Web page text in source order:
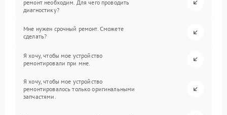
ремонт необходим. Для чего проводить
диагностику?
Мне нужен срочный ремонт. Сможете
сделать?
Я хочу, чтобы мое устройство
ремонтировали при мне.
Я хочу, чтобы мое устройство
ремонтировалось только оригинальными
запчастями.